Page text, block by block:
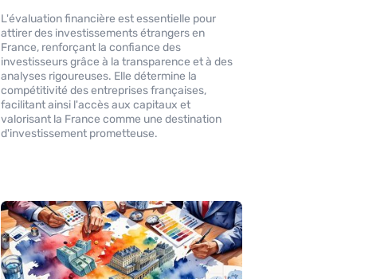
L'évaluation financière est essentielle pour
attirer des investissements étrangers en
France, renforçant la confiance des
investisseurs grâce à la transparence et à des
analyses rigoureuses. Elle détermine la
compétitivité des entreprises françaises,
facilitant ainsi l'accès aux capitaux et
valorisant la France comme une destination
d'investissement prometteuse.